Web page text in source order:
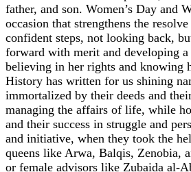
father, and son. Women’s Day and
occasion that strengthens the
confident steps, not looking back,
forward with merit and developing
believing in her rights and knowing
History has written for us shining
immortalized by their deeds and
managing the affairs of life, while
and their success in struggle and
and initiative, when they took the
queens like Arwa, Balqis, Zenobia,
or female advisors like Zubaida al-